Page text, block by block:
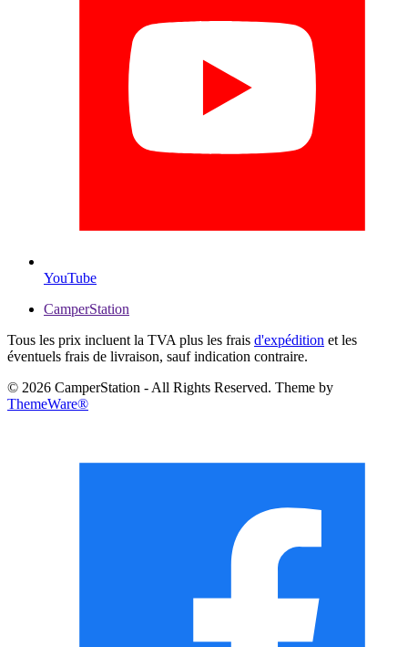
YouTube
CamperStation
Tous les prix incluent la TVA plus les frais d'expédition et les
éventuels frais de livraison, sauf indication contraire.
© 2026 CamperStation - All Rights Reserved. Theme by
ThemeWare®